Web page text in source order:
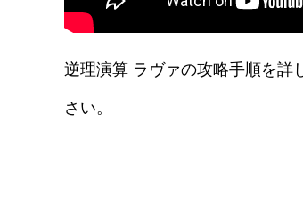
逆理演算 ラヴァの攻略手順を詳
さい。